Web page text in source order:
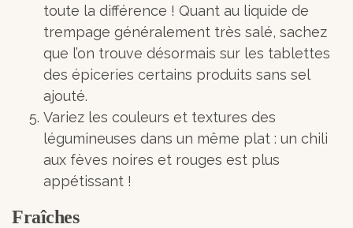
toute la différence ! Quant au liquide de
trempage généralement très salé, sachez
que l’on trouve désormais sur les tablettes
des épiceries certains produits sans sel
ajouté.
Variez les couleurs et textures des
légumineuses dans un même plat : un chili
aux fèves noires et rouges est plus
appétissant !
Fraîches